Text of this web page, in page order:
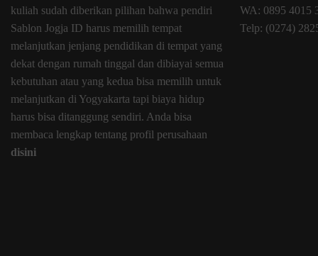
kuliah sudah diberikan pilihan bahwa pendiri
Sablon Jogja ID harus memilih tempat
melanjutkan jenjang pendidikan di tempat yang
dekat dengan rumah tinggal dan dibiayai semua
kebutuhan atau yang kedua bisa memilih untuk
melanjutkan di Yogyakarta tapi biaya hidup
harus bisa ditanggung sendiri. Anda bisa
membaca lengkap tentang profil perusahaan
disini
WA: 0895 4015
Telp: (0274)